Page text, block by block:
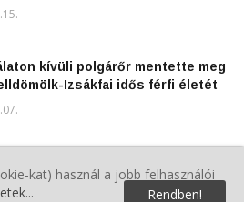
kívüli polgárőr mentette meg
Izsákfai idős férfi életét
kat) használ a jobb felhasználói
Rendben!